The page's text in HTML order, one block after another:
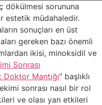
dökülmesi sorununa
estetik müdahaledir.
sonuçları en üst
gereken bazı önemli
ikisi, minoksidil ve
Sonrası
Doktor Mantığı” başlıklı
sonrası nasıl bir rol
ve olası yan etkileri